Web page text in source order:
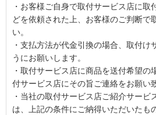
・お客様ご自身で取付サービス店に取
どを依頼された上、お客様のご判断で
い。
・支払方法が代金引換の場合、取付け
うにお願いします。
・取付サービス店に商品を送付希望の
付サービス店にその旨ご連絡をお願い
・当社の取付サービス店ご紹介サービ
は、上記の条件にご納得いただいたも